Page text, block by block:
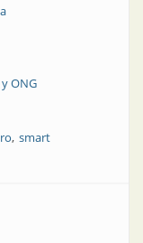
ONG
smart
para la ciudad